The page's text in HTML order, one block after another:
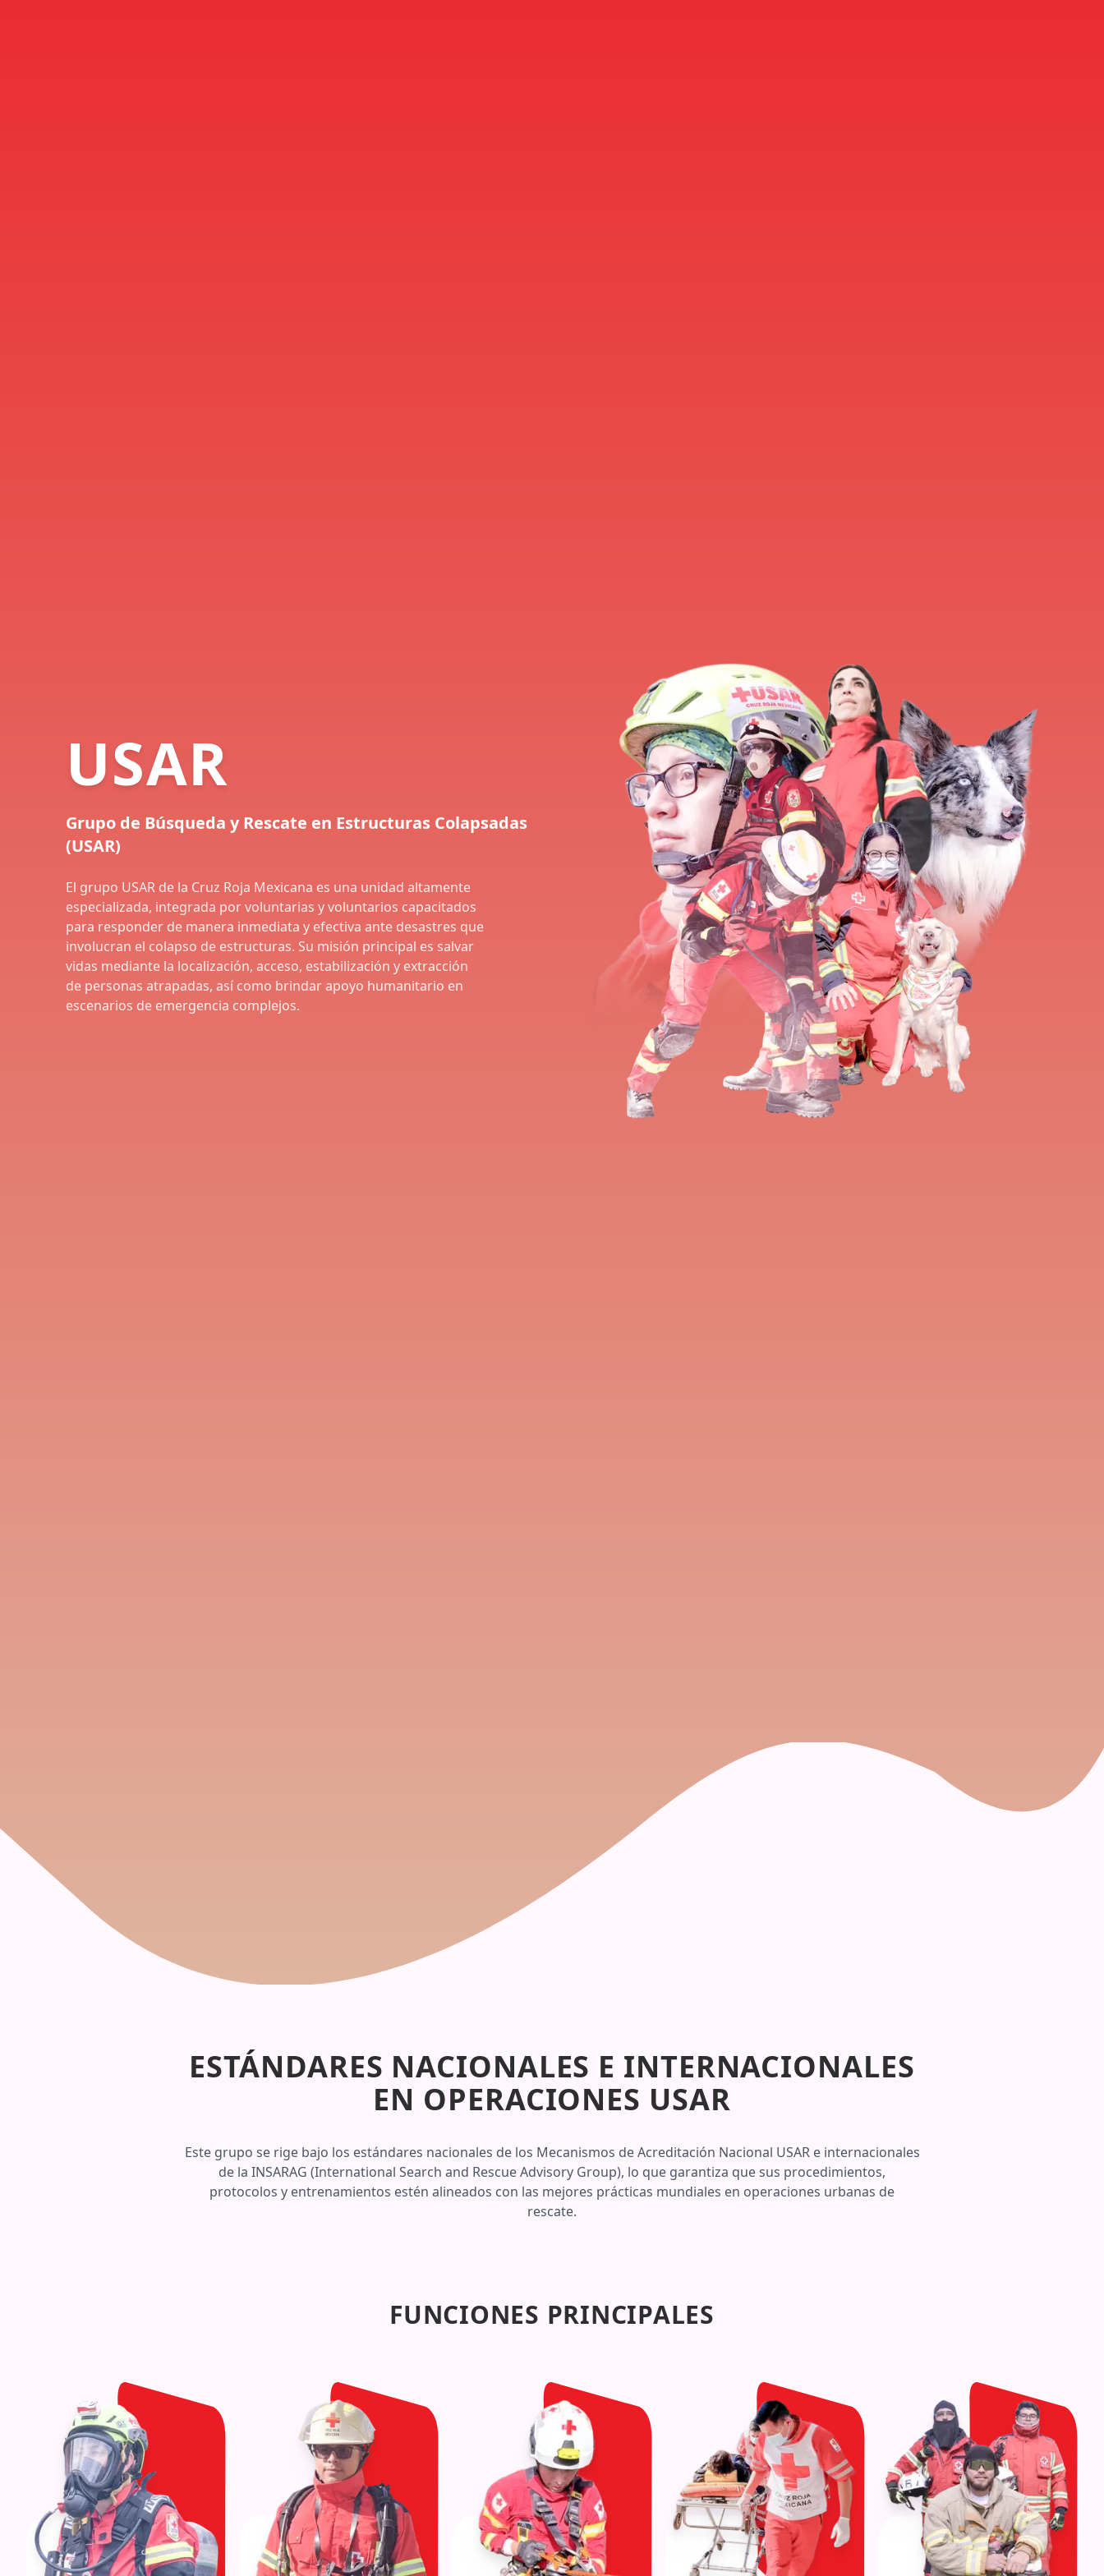
USAR
Grupo de Búsqueda y Rescate en Estructuras Colapsadas
(USAR)
El grupo USAR de la Cruz Roja Mexicana es una unidad altamente
especializada, integrada por voluntarias y voluntarios capacitados
para responder de manera inmediata y efectiva ante desastres que
involucran el colapso de estructuras. Su misión principal es salvar
vidas mediante la localización, acceso, estabilización y extracción
de personas atrapadas, así como brindar apoyo humanitario en
escenarios de emergencia complejos.
ESTÁNDARES NACIONALES E INTERNACIONALES
EN OPERACIONES USAR
Este grupo se rige bajo los estándares nacionales de los Mecanismos de Acreditación Nacional USAR e internacionales
de la INSARAG (International Search and Rescue Advisory Group), lo que garantiza que sus procedimientos,
protocolos y entrenamientos estén alineados con las mejores prácticas mundiales en operaciones urbanas de
rescate.
FUNCIONES PRINCIPALES